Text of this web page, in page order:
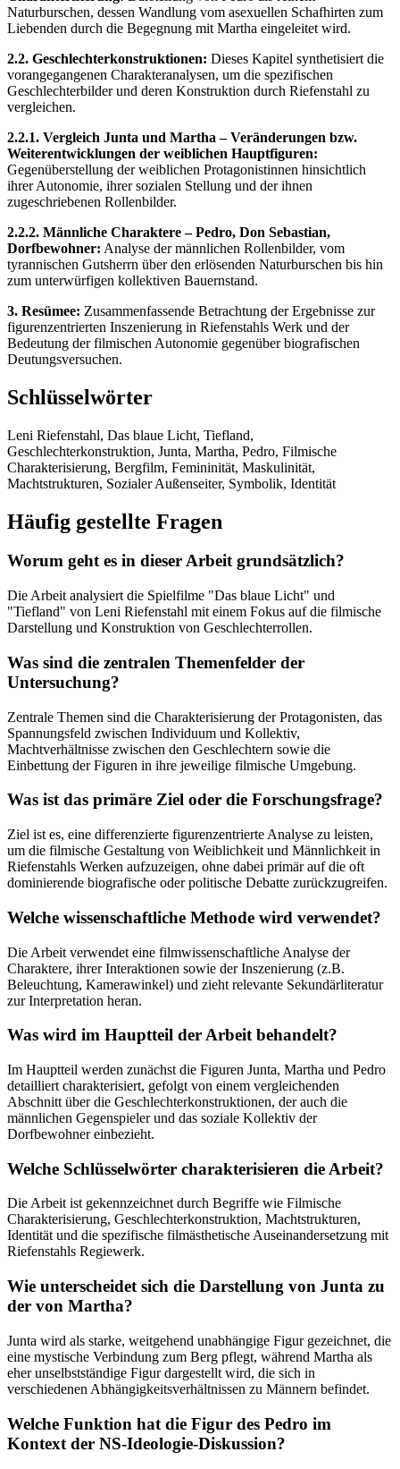
Naturburschen, dessen Wandlung vom asexuellen Schafhirten zum
Liebenden durch die Begegnung mit Martha eingeleitet wird.
2.2. Geschlechterkonstruktionen: Dieses Kapitel synthetisiert die
vorangegangenen Charakteranalysen, um die spezifischen
Geschlechterbilder und deren Konstruktion durch Riefenstahl zu
vergleichen.
2.2.1. Vergleich Junta und Martha – Veränderungen bzw.
Weiterentwicklungen der weiblichen Hauptfiguren:
Gegenüberstellung der weiblichen Protagonistinnen hinsichtlich
ihrer Autonomie, ihrer sozialen Stellung und der ihnen
zugeschriebenen Rollenbilder.
2.2.2. Männliche Charaktere – Pedro, Don Sebastian,
Dorfbewohner: Analyse der männlichen Rollenbilder, vom
tyrannischen Gutsherrn über den erlösenden Naturburschen bis hin
zum unterwürfigen kollektiven Bauernstand.
3. Resümee: Zusammenfassende Betrachtung der Ergebnisse zur
figurenzentrierten Inszenierung in Riefenstahls Werk und der
Bedeutung der filmischen Autonomie gegenüber biografischen
Deutungsversuchen.
Schlüsselwörter
Leni Riefenstahl, Das blaue Licht, Tiefland,
Geschlechterkonstruktion, Junta, Martha, Pedro, Filmische
Charakterisierung, Bergfilm, Femininität, Maskulinität,
Machtstrukturen, Sozialer Außenseiter, Symbolik, Identität
Häufig gestellte Fragen
Worum geht es in dieser Arbeit grundsätzlich?
Die Arbeit analysiert die Spielfilme "Das blaue Licht" und
"Tiefland" von Leni Riefenstahl mit einem Fokus auf die filmische
Darstellung und Konstruktion von Geschlechterrollen.
Was sind die zentralen Themenfelder der
Untersuchung?
Zentrale Themen sind die Charakterisierung der Protagonisten, das
Spannungsfeld zwischen Individuum und Kollektiv,
Machtverhältnisse zwischen den Geschlechtern sowie die
Einbettung der Figuren in ihre jeweilige filmische Umgebung.
Was ist das primäre Ziel oder die Forschungsfrage?
Ziel ist es, eine differenzierte figurenzentrierte Analyse zu leisten,
um die filmische Gestaltung von Weiblichkeit und Männlichkeit in
Riefenstahls Werken aufzuzeigen, ohne dabei primär auf die oft
dominierende biografische oder politische Debatte zurückzugreifen.
Welche wissenschaftliche Methode wird verwendet?
Die Arbeit verwendet eine filmwissenschaftliche Analyse der
Charaktere, ihrer Interaktionen sowie der Inszenierung (z.B.
Beleuchtung, Kamerawinkel) und zieht relevante Sekundärliteratur
zur Interpretation heran.
Was wird im Hauptteil der Arbeit behandelt?
Im Hauptteil werden zunächst die Figuren Junta, Martha und Pedro
detailliert charakterisiert, gefolgt von einem vergleichenden
Abschnitt über die Geschlechterkonstruktionen, der auch die
männlichen Gegenspieler und das soziale Kollektiv der
Dorfbewohner einbezieht.
Welche Schlüsselwörter charakterisieren die Arbeit?
Die Arbeit ist gekennzeichnet durch Begriffe wie Filmische
Charakterisierung, Geschlechterkonstruktion, Machtstrukturen,
Identität und die spezifische filmästhetische Auseinandersetzung mit
Riefenstahls Regiewerk.
Wie unterscheidet sich die Darstellung von Junta zu
der von Martha?
Junta wird als starke, weitgehend unabhängige Figur gezeichnet, die
eine mystische Verbindung zum Berg pflegt, während Martha als
eher unselbstständige Figur dargestellt wird, die sich in
verschiedenen Abhängigkeitsverhältnissen zu Männern befindet.
Welche Funktion hat die Figur des Pedro im
Kontext der NS-Ideologie-Diskussion?